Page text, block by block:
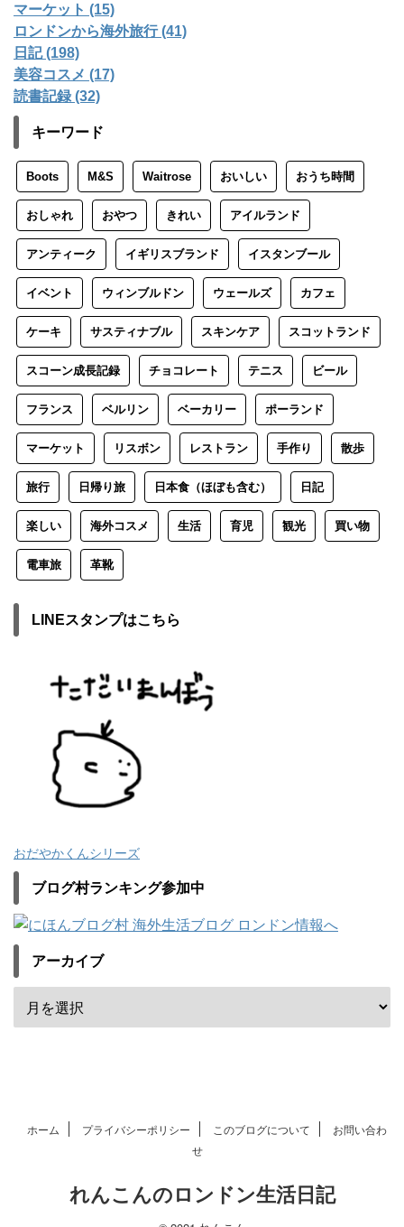
マーケット (15)
ロンドンから海外旅行 (41)
日記 (198)
美容コスメ (17)
読書記録 (32)
キーワード
Boots M&S Waitrose おいしい おうち時間
おしゃれ おやつ きれい アイルランド
アンティーク イギリスブランド イスタンブール
イベント ウィンブルドン ウェールズ カフェ
ケーキ サスティナブル スキンケア スコットランド
スコーン成長記録 チョコレート テニス ビール
フランス ベルリン ベーカリー ポーランド
マーケット リスボン レストラン 手作り 散歩
旅行 日帰り旅 日本食（ほぼも含む） 日記
楽しい 海外コスメ 生活 育児 観光 買い物
電車旅 革靴
LINEスタンプはこちら
おだやかくんシリーズ
ブログ村ランキング参加中
アーカイブ
ホーム プライバシーポリシー このブログについて
お問い合わ
せ
れんこんのロンドン生活日記